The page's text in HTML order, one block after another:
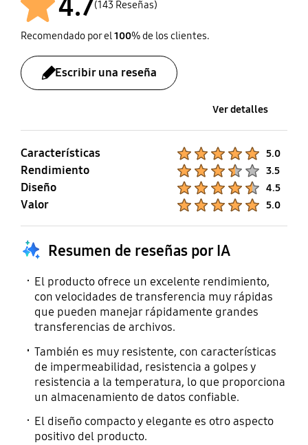
Dirección: x, y, z 3 veces
memoria. Los
resultados se basan en
pruebas internas, las
especificaciones
pueden variar según las
4.7(143 Reseñas)
Recomendado por el100% de los clientes.
Escribir una reseña
Ver detalles
Características 5.0
Rendimiento 3.5
Diseño 4.5
Valor 5.0
Resumen de reseñas por IA
El producto ofrece un excelente rendimiento,
con velocidades de transferencia muy rápidas
que pueden manejar rápidamente grandes
transferencias de archivos.
También es muy resistente, con características
de impermeabilidad, resistencia a golpes y
resistencia a la temperatura, lo que proporciona
un almacenamiento de datos confiable.
El diseño compacto y elegante es otro aspecto
positivo del producto.